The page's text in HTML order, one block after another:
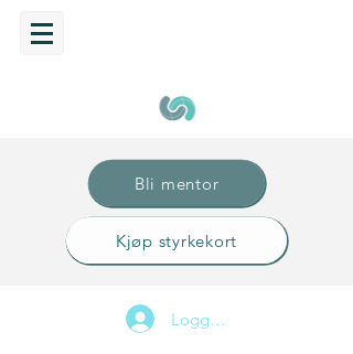
Bli mentor
Kjøp styrkekort
Logg inn